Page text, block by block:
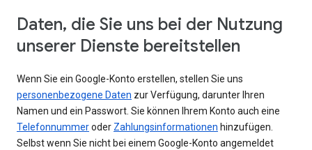
Daten, die Sie uns bei der Nutzung
unserer Dienste bereitstellen
Wenn Sie ein Google-Konto erstellen, stellen Sie uns
personenbezogene Daten zur Verfügung, darunter Ihren
Namen und ein Passwort. Sie können Ihrem Konto auch eine
Telefonnummeroder Zahlungsinformationen hinzufügen.
Selbst wenn Sie nicht bei einem Google-Konto angemeldet